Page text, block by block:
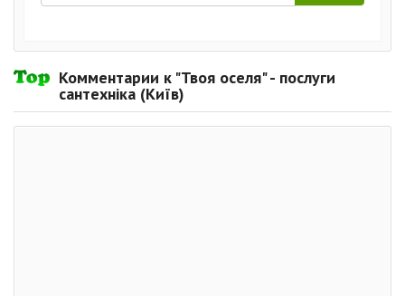
Комментарии к "Твоя оселя" - послуги
сантехніка (Київ)